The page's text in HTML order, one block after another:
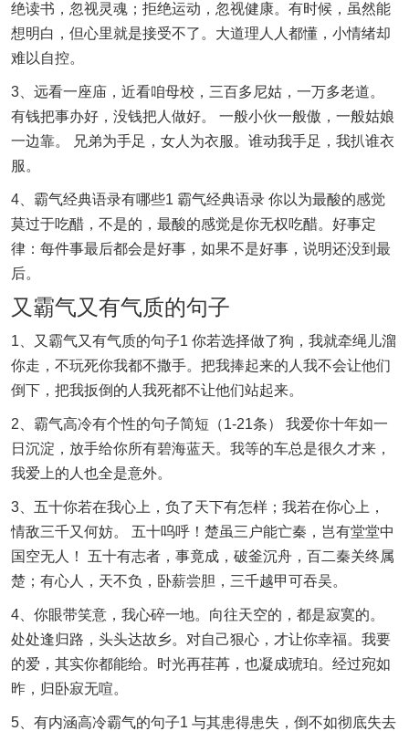
绝读书，忽视灵魂；拒绝运动，忽视健康。有时候，虽然能
想明白，但心里就是接受不了。大道理人人都懂，小情绪却
难以自控。
3、远看一座庙，近看咱母校，三百多尼姑，一万多老道。
有钱把事办好，没钱把人做好。 一般小伙一般傲，一般姑娘
一边靠。 兄弟为手足，女人为衣服。谁动我手足，我扒谁衣
服。
4、霸气经典语录有哪些1 霸气经典语录 你以为最酸的感觉
莫过于吃醋，不是的，最酸的感觉是你无权吃醋。好事定
律：每件事最后都会是好事，如果不是好事，说明还没到最
后。
又霸气又有气质的句子
1、又霸气又有气质的句子1 你若选择做了狗，我就牵绳儿溜
你走，不玩死你我都不撒手。把我捧起来的人我不会让他们
倒下，把我扳倒的人我死都不让他们站起来。
2、霸气高冷有个性的句子简短（1-21条） 我爱你十年如一
日沉淀，放手给你所有碧海蓝天。我等的车总是很久才来，
我爱上的人也全是意外。
3、五十你若在我心上，负了天下有怎样；我若在你心上，
情敌三千又何妨。 五十呜呼！楚虽三户能亡秦，岂有堂堂中
国空无人！ 五十有志者，事竟成，破釜沉舟，百二秦关终属
楚；有心人，天不负，卧薪尝胆，三千越甲可吞吴。
4、你眼带笑意，我心碎一地。向往天空的，都是寂寞的。
处处逢归路，头头达故乡。对自己狠心，才让你幸福。我要
的爱，其实你都能给。时光再荏苒，也凝成琥珀。经过宛如
昨，归卧寂无喧。
5、有内涵高冷霸气的句子1 与其患得患失，倒不如彻底失去